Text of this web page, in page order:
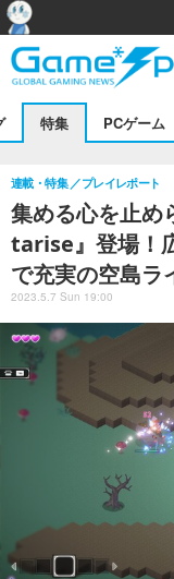
特集 PCゲーム
集める心を止め
tarise』登場！
で充実の空島ラ
連載・特集 プレイレポート
2023.5.7 Sun 19:00